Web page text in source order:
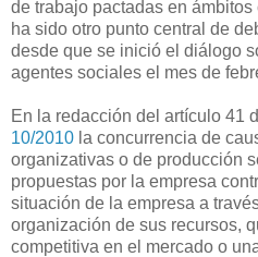
de trabajo pactadas en
ha sido otro punto central de
desde que se inició el diálogo
agentes sociales el mes de
En la redacción del artículo 41
10/2010 la concurrencia de
organizativas o de producción
propuestas por la empresa
situación de la empresa a
organización de sus recursos,
competitiva en el mercado o